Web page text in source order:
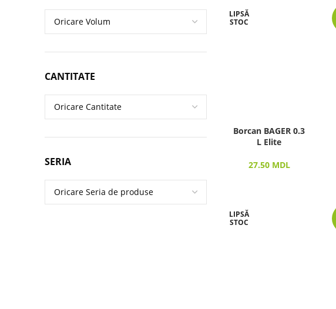
CANTITATE
SERIA
LIPSĂ
STOC
Borcan BAGER 0.3
L Elite
27.50 MDL
LIPSĂ
STOC